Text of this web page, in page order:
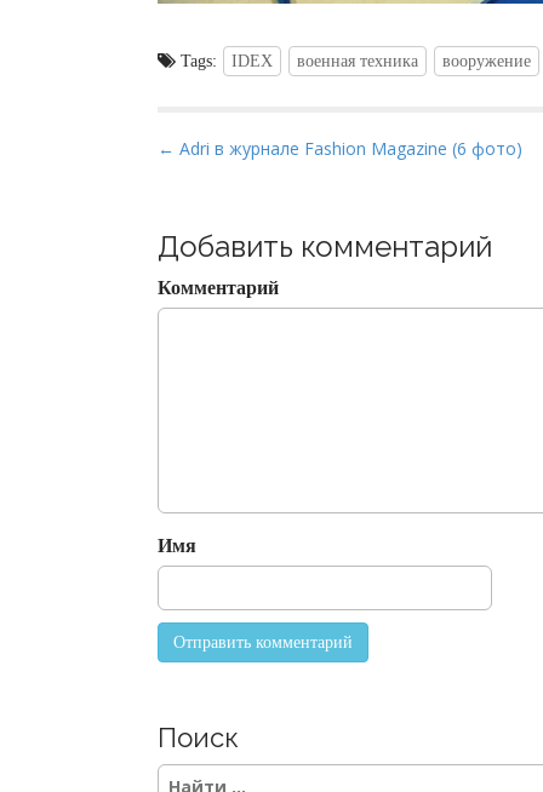
Tags: IDEX военная техника вооружение
P
t
n
a
n
← Adri в журнале Fashion Magazine (6 фото)
Добавить комментарий
Комментарий
Имя
Поиск
S